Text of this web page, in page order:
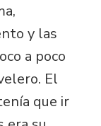
y las
a poco
El
que ir